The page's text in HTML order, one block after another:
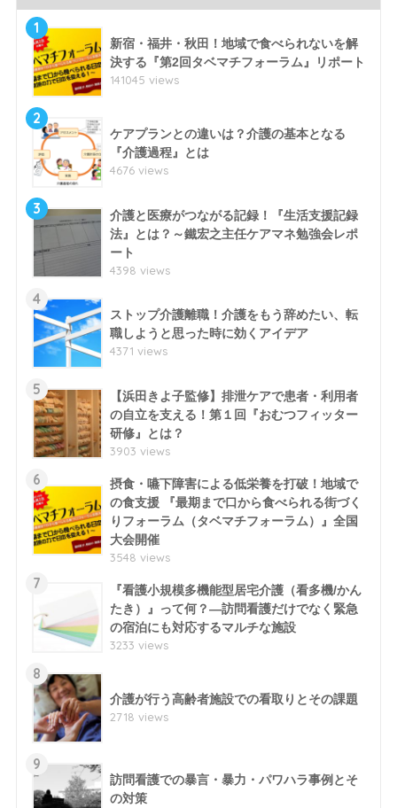
1
新宿・福井・秋田！地域で食べられないを解
決する『第2回タベマチフォーラム』リポート
141045 views
2
ケアプランとの違いは？介護の基本となる
『介護過程』とは
4676 views
3
介護と医療がつながる記録！『生活支援記録
法』とは？～鐵宏之主任ケアマネ勉強会レポ
ート
4398 views
4
ストップ介護離職！介護をもう辞めたい、転
職しようと思った時に効くアイデア
4371 views
5
【浜田きよ子監修】排泄ケアで患者・利用者
の自立を支える！第１回『おむつフィッター
研修』とは？
3903 views
6
摂食・嚥下障害による低栄養を打破！地域で
の食支援 『最期まで口から食べられる街づく
りフォーラム（タベマチフォーラム）』全国
大会開催
3548 views
7
『看護小規模多機能型居宅介護（看多機/かん
たき）』って何？―訪問看護だけでなく緊急
の宿泊にも対応するマルチな施設
3233 views
8
介護が行う高齢者施設での看取りとその課題
2718 views
9
訪問看護での暴言・暴力・パワハラ事例とそ
の対策